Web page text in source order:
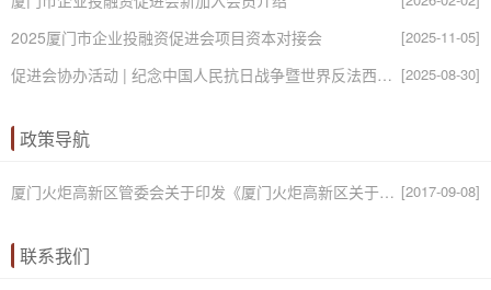
[2025-11-05]
2025厦门市企业投融资促进会项目资本对接会
[2025-08-30]
促进会协办活动 | 纪念中国人民抗日战争暨世界反法西斯战争胜利80周年书画展即将在厦启幕
政策导航
[2017-09-08]
厦门火炬高新区管委会关于印发《厦门火炬高新区关于促进企业创新发展的若干措施》的通知
联系我们